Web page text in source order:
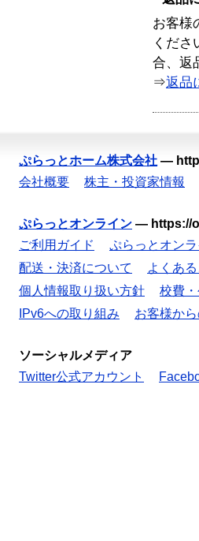
お客様
くださ
合、返
⇒返品
ぷらっとホーム株式会社 —
会社概要
株主・投資家情報
ぷらっとオンライン — https://
ご利用ガイド
ぷらっとオン
配送・決済について
よくあ
個人情報取り扱い方針
校費
IPv6への取り組み
お客様か
ソーシャルメディア
Twitter公式アカウント